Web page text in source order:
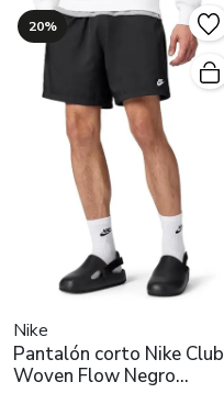
20%
Nike
Pantalón corto Nike Club
Woven Flow Negro